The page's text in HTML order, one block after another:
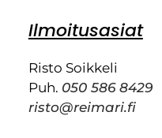
Ilmoitusasiat
Risto Soikkeli
Puh. 050 586 8429
risto@reimari.fi